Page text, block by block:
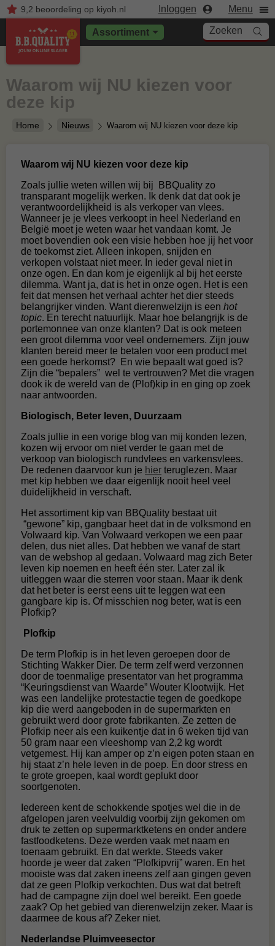
9,2 beoordelingop kiyoh.nl Inloggen Menu
Assortiment Zoeken
Home Nieuws Waarom wij NU kiezen voor deze kip
Waarom wij NU kiezen voor
deze kip
Waarom wij NU kiezen voor deze kip
Zoals jullie weten willen wij bij BBQuality zo
transparant mogelijk werken. Ik denk dat dat ook je
verantwoordelijkheid is als verkoper van vlees.
Wanneer je je vlees verkoopt in heel Nederland en
België moet je weten waar het vandaan komt. Je
moet bovendien ook een visie hebben hoe jij het voor
de toekomst ziet. Alleen inkopen, snijden en
verkopen volstaat niet meer. In ieder geval niet in
onze ogen. En dan kom je eigenlijk al bij het eerste
dilemma. Want ja, dat is het in onze ogen. Het is een
feit dat mensen het verhaal achter het dier steeds
belangrijker vinden. Want dierenwelzijn is een hot
topic. En terecht natuurlijk. Maar hoe belangrijk is de
portemonnee van onze klanten? Dat is ook meteen
een groot dilemma voor veel ondernemers. Zijn jouw
klanten bereid meer te betalen voor een product met
een goede herkomst? En wie bepaalt wat goed is?
Zijn die “bepalers” wel te vertrouwen? Met die vragen
dook ik de wereld van de (Plof)kip in en ging op zoek
naar antwoorden.
Biologisch, Beter leven, Duurzaam
Zoals jullie in een vorige blog van mij konden lezen,
kozen wij ervoor om niet verder te gaan met de
verkoop van biologisch rundvlees en varkensvlees.
De redenen daarvoor kun je hier teruglezen. Maar
met kip hebben we daar eigenlijk nooit heel veel
duidelijkheid in verschaft.
Het assortiment kip van BBQuality bestaat uit
“gewone” kip, gangbaar heet dat in de volksmond en
Volwaard kip. Van Volwaard verkopen we een paar
delen, dus niet alles. Dat hebben we vanaf de start
van de webshop al gedaan. Volwaard mag zich Beter
leven kip noemen en heeft één ster. Later zal ik
uitleggen waar die sterren voor staan. Maar ik denk
dat het beter is eerst eens uit te leggen wat een
gangbare kip is. Of misschien nog beter, wat is een
Plofkip?
Plofkip
De term Plofkip is in het leven geroepen door de
Stichting Wakker Dier. De term zelf werd verzonnen
door de toenmalige presentator van het programma
“Keuringsdienst van Waarde” Wouter Klootwijk. Het
was een landelijke protestactie tegen de goedkope
kip die werd aangeboden in de supermarkten en
gebruikt werd door grote fabrikanten. Ze zetten de
Plofkip neer als een kuikentje dat in 6 weken tijd van
50 gram naar een vleeshomp van 2,2 kg wordt
vetgemest. Hij kan amper op z’n eigen poten staan en
hij staat z’n hele leven in de poep. En door stress en
te grote groepen, kaal wordt geplukt door
soortgenoten.
Iedereen kent de schokkende spotjes wel die in de
afgelopen jaren veelvuldig voorbij zijn gekomen om
druk te zetten op supermarktketens en onder andere
fastfoodketens. Deze werden vaak met naam en
toenaam gebruikt. En dat werkte. Steeds vaker
hoorde je weer dat zaken “Plofkipvrij” waren. En het
mooiste was dat zaken ineens zelf aan gingen geven
dat ze geen Plofkip verkochten. Dus wat dat betreft
had de campagne zijn doel wel bereikt. Een goede
zaak? Op het gebied van dierenwelzijn zeker. Maar is
daarmee de kous af? Zeker niet.
Nederlandse Pluimveesector